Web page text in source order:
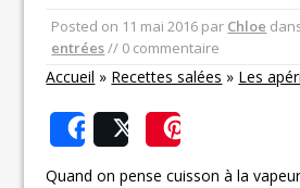
Posted on 11 mai 2016 par Chloe
entrées// 0 commentaire
Accueil » Recettes salées » Les
SharePost
Quand on pense cuisson à la